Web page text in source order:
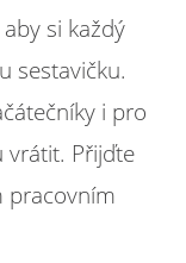
si každý
sestavičku.
i pro
vrátit. Přijďte
pracovním